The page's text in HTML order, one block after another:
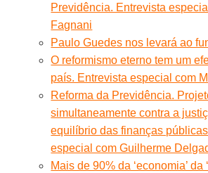
Previdência. Entrevista
Fagnani
Paulo Guedes nos levará ao
O reformismo eterno tem um
país. Entrevista especial com
Reforma da Previdência.
simultaneamente contra a
equilíbrio das finanças
especial com Guilherme
Mais de 90% da ‘economia’ da